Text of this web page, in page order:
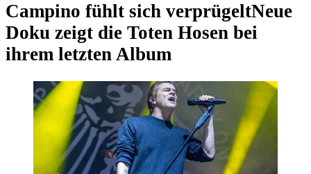
Campino fühlt sich verprügeltNeue
Doku zeigt die Toten Hosen bei
ihrem letzten Album